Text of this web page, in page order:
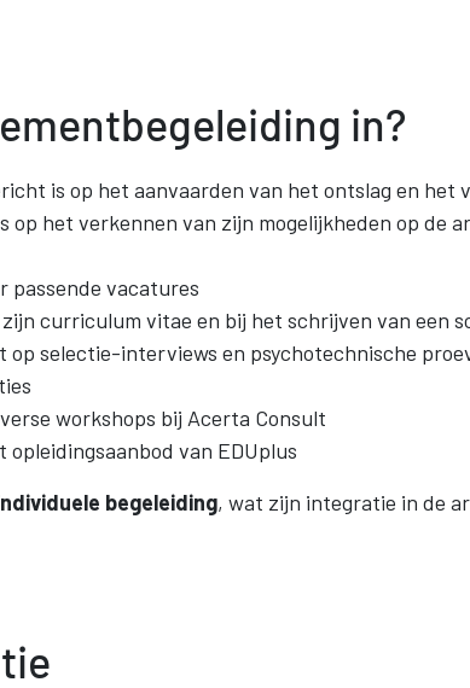
in?
is op het aanvaarden van het ontslag en
op het verkennen van zijn mogelijkheden op de
passende vacatures
zijn curriculum vitae en bij het schrijven van een
selectie-interviews en psychotechnische
workshops bij Acerta Consult
van EDUplus
begeleiding, wat zijn integratie in de